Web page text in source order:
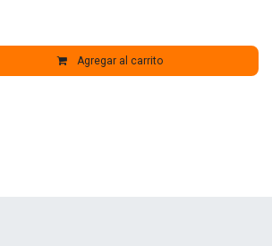
Agregar al carrito